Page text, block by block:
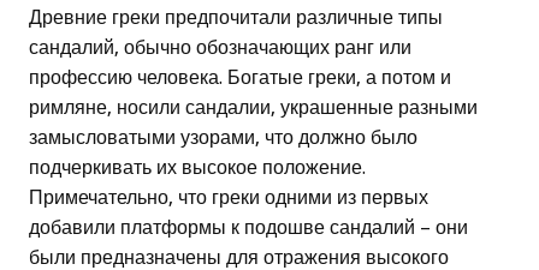
Древние греки предпочитали различные типы
сандалий, обычно обозначающих ранг или
профессию человека. Богатые греки, а потом и
римляне, носили сандалии, украшенные разными
замысловатыми узорами, что должно было
подчеркивать их высокое положение.
Примечательно, что греки одними из первых
добавили платформы к подошве сандалий – они
были предназначены для отражения высокого